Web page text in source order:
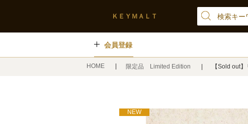
ＫＥＹＭＡＬＴ
会員登録
HOME 限定品 Limited Edition 【Sold out